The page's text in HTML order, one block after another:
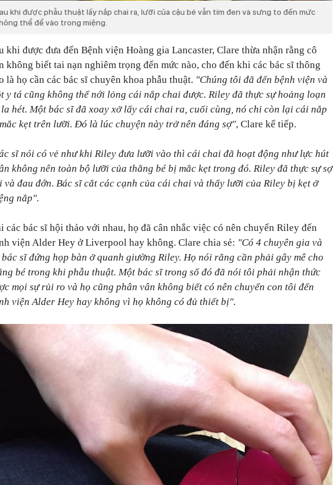
khi được phẫu thuật lấy nắp chai ra, lưỡi của cậu bé vẫn tím đen và sưng to đến mức
thể để vào trong miệng.
khi được đưa đến Bệnh viện Hoàng gia Lancaster, Clare thừa nhận rằng cô
không biết tai nạn nghiêm trọng đến mức nào, cho đến khi các bác sĩ thông
là họ cần các bác sĩ chuyên khoa phẫu thuật. "Chúng tôi đã đến bệnh viện và
y tá cũng không thể nới lỏng cái nắp chai được. Riley đã thực sự hoảng loạn
hét. Một bác sĩ đã xoay xở lấy cái chai ra, cuối cùng, nó chỉ còn lại cái nắp
kẹt trên lưỡi. Đó là lúc chuyện này trở nên đáng sợ", Clare kể tiếp.
sĩ nói có vẻ như khi Riley đưa lưỡi vào thì cái chai đã hoạt động như lực hút
không nên toàn bộ lưỡi của thằng bé bị mắc kẹt trong đó. Riley đã thực sự sợ
và đau đớn. Bác sĩ cắt các cạnh của cái chai và thấy lưỡi của Riley bị kẹt ở
nắp".
các bác sĩ hội thảo với nhau, họ đã cân nhắc việc có nên chuyển Riley đến
viện Alder Hey ở Liverpool hay không. Clare chia sẻ: "Có 4 chuyên gia và
sĩ đứng họp bàn ở quanh giường Riley. Họ nói rằng cần phải gây mê cho
bé trong khi phẫu thuật. Một bác sĩ trong số đó đã nói tôi phải nhận thức
mọi sự rủi ro và họ cũng phân vân không biết có nên chuyển con tôi đến
viện Alder Hey hay không vì họ không có đủ thiết bị".